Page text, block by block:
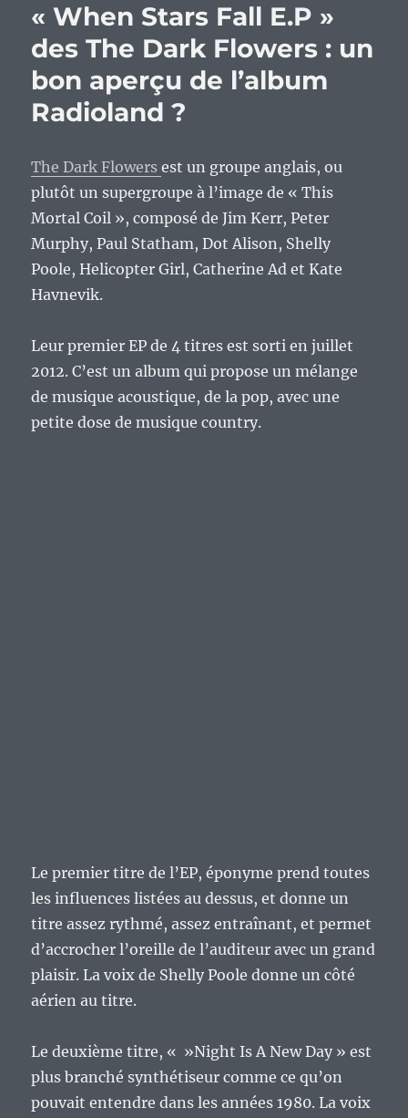
Cooks
« Dutch
Oven »,
un
album
qui
fleurent
le
folk,
la
« When Stars Fall E​.​P »
des The Dark Flowers : un
bon aperçu de l’album
Radioland ?
The Dark Flowersest un groupe anglais, ou
plutôt un supergroupe à l’image de « This
Mortal Coil », composé de Jim Kerr, Peter
Murphy, Paul Statham, Dot Alison, Shelly
Poole, Helicopter Girl, Catherine Ad et Kate
Havnevik.
Leur premier EP de 4 titres est sorti en juillet
2012. C’est un album qui propose un mélange
de musique acoustique, de la pop, avec une
petite dose de musique country.
Le premier titre de l’EP, éponyme prend toutes
les influences listées au dessus, et donne un
titre assez rythmé, assez entraînant, et permet
d’accrocher l’oreille de l’auditeur avec un grand
plaisir. La voix de Shelly Poole donne un côté
aérien au titre.
Le deuxième titre, « »Night Is A New Day » est
plus branché synthétiseur comme ce qu’on
pouvait entendre dans les années 1980. La voix